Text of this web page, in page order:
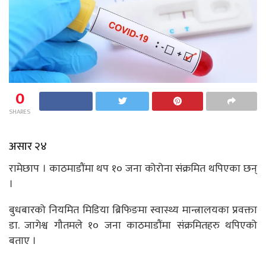
0
SHARES
असार २४
रामेछाप । काठमाडौंमा थप १० जना कोरोना संक्रमित थपिएका छन्
।
बुधबारको नियमित मिडिया ब्रिफिङमा स्वास्थ्य मान्त्रालयका प्रवक्ता
डा. जागेश्व गौतमले १० जना काठमाडौंमा संक्रमितहरु थपिएको
बताए ।